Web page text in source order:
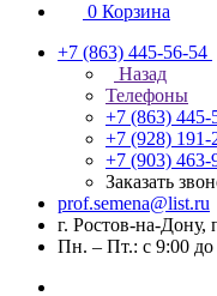
0 Корзина
+7 (863) 445-56-54
Назад
Телефоны
+7 (863) 445-
+7 (928) 191-
+7 (903) 463-
Заказать
prof.semena@list.ru
г. Ростов-на-Дону,
Пн. – Пт.: с 9:00 до